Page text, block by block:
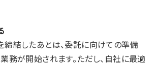
結したあとは、委託に向けての準備
務が開始されます。ただし、自社に最適